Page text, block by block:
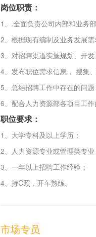
岗位职责：
1、.全面负责公司内部和业务
2、根据现有编制及业务发展
3、对招聘渠道实施规划、开
4、发布职位需求信息， 搜集
5、总结招聘工作中存在的问
6、配合人力资源部各项目工
职位要求：
1、大学专科及以上学历；
2、人力资源专业或管理类专
3、一年以上招聘工作经验；
4、持C照，开车熟练。
市场专员